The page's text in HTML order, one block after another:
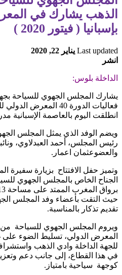
الذهب يشارك في
بإسبانيا ( فيتور 2020 )
Last updated يناير 22, 2020
انشر
الداخلة بلوس:
يشارك المجلس الجهوي للسياحة
انطلقت اليوم بالعاصمة الإسبانية مدريد
ويضم الوفد الذي يمثل المجلس
رئيس المجلس، أحمد العبدلاوي،
والعضوعثمان اعمار.
وتميز حفل الافتتاح بزيارة سفيرة
الجناح الخاص بالمجلس الجهوي
حيث التقت بأعضاء وفد المجلس
تقديم تذكار بالمناسبة.
ويروم المجلس الجهوي للسياحة
المعرض الدولي، تسليط الضوء
للجهة الداخلة وادي الذهب
في هذا القطاع، إلى جانب دعم
كوجهة سياحية بامتياز.